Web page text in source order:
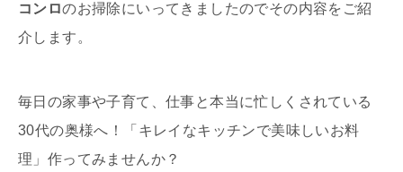
コンロのお掃除にいってきましたのでその内容をご紹
介します。
毎日の家事や子育て、仕事と本当に忙しくされている
30代の奥様へ！「キレイなキッチンで美味しいお料
理」作ってみませんか？